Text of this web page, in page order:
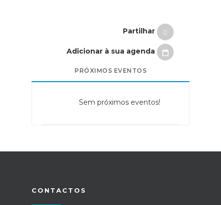
Partilhar
Adicionar à sua agenda
PRÓXIMOS EVENTOS
Sem próximos eventos!
CONTACTOS